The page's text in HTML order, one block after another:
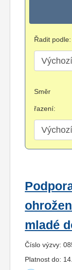
Řadit podle:
Směr
řazení:
mladé
Číslo výzvy:
Platnost do: